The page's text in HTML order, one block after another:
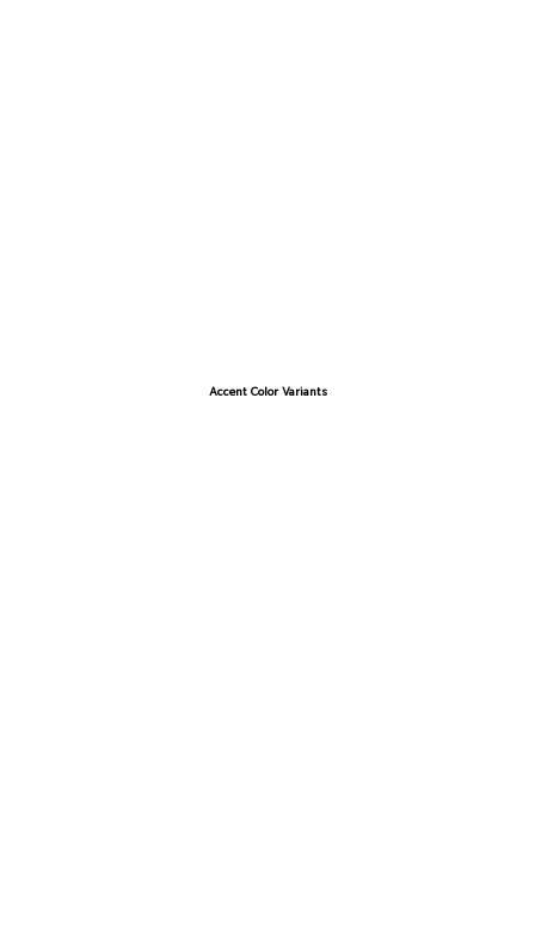
Accent Color Variants